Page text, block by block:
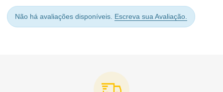
Não há avaliações disponíveis. Escreva sua Avaliação.